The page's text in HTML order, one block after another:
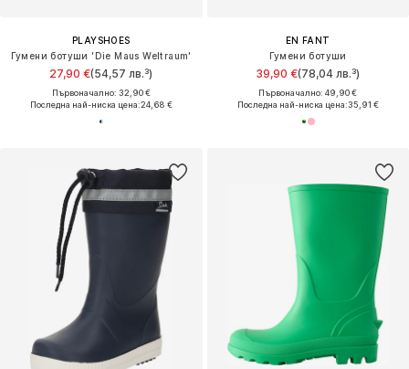
PLAYSHOES
Гумени ботуши 'Die Maus Weltraum'
27,90 €(54,57 лв.³)
Първоначално: 32,90 €
Последна най-ниска цена:24,68 €
EN FANT
Гумени ботуши
39,90 €(78,04 лв.³)
Първоначално: 49,90 €
Последна най-ниска цена:35,91 €